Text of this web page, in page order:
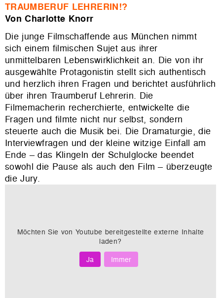
TRAUMBERUF LEHRERIN!?
Von Charlotte Knorr
Die junge Filmschaffende aus München nimmt
sich einem filmischen Sujet aus ihrer
unmittelbaren Lebenswirklichkeit an. Die von ihr
ausgewählte Protagonistin stellt sich authentisch
und herzlich ihren Fragen und berichtet ausführlich
über ihren Traumberuf Lehrerin. Die
Filmemacherin recherchierte, entwickelte die
Fragen und filmte nicht nur selbst, sondern
steuerte auch die Musik bei. Die Dramaturgie, die
Interviewfragen und der kleine witzige Einfall am
Ende – das Klingeln der Schulglocke beendet
sowohl die Pause als auch den Film – überzeugte
die Jury.
Möchten Sie von Youtube bereitgestellte externe Inhalte
laden?
Ja
Immer